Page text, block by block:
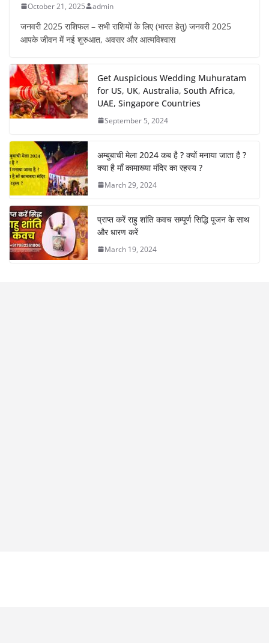
October 21, 2025 admin
जनवरी 2025 राशिफल – सभी राशियों के लिए (भारत हेतु) जनवरी 2025
आपके जीवन में नई शुरुआत, अवसर और आत्मविश्वास
Get Auspicious Wedding Muhuratam
for US, UK, Australia, South Africa,
UAE, Singapore Countries
September 5, 2024
अम्बुबाची मेला 2024 कब है ? क्यों मनाया जाता है ?
क्या है माँ कामाख्या मंदिर का रहस्य ?
March 29, 2024
प्राप्त करें राहु शांति कवच सम्पूर्ण सिद्धि पूजन के साथ
और धारण करें
March 19, 2024